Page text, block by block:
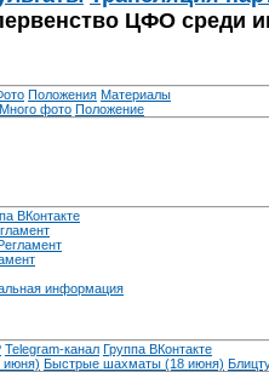
ЦФО среди
Положения Материалы
Много фото Положение
ВКонтакте
информация
Telegram-канал Группа ВКонтакте
июня) Быстрые шахматы (18 июня)